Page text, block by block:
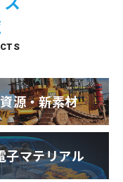
資源・新素材
子マテリアル